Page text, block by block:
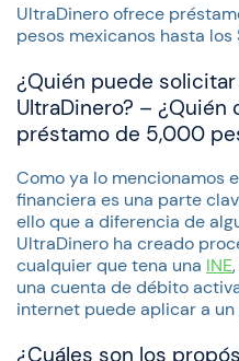
UltraDinero ofrece
pesos mexicanos hasta
¿Quién puede
UltraDinero? – ¿Quién
préstamo de 5,000
Como ya lo mencionamos
financiera es una parte
ello que a diferencia de
UltraDinero ha creado
cualquier que tena una INE
una cuenta de débito
internet puede aplicar a
¿Cuáles son los